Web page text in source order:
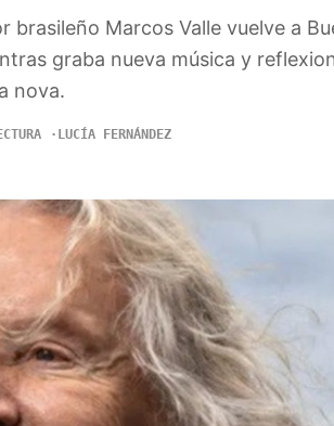
Marcos Valle vuelve a
graba nueva música y
nova.
LUCÍA FERNÁNDEZ